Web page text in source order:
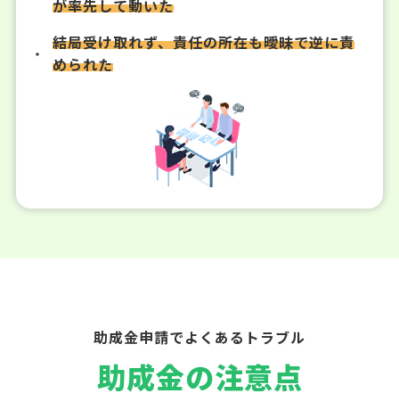
が率先して動いた
結局受け取れず、責任の所在も曖昧で逆に責
められた
助成金申請でよくあるトラブル
助成金の注意点